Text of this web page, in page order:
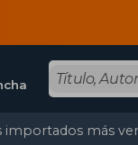
importados más